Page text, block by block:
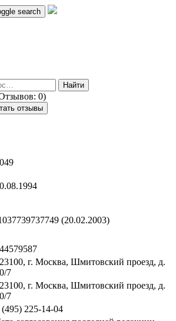
search
0)
отзывы
(20.02.2003)
г. Москва, Шмитовский проезд, д.
7
г. Москва, Шмитовский проезд, д.
7
(495) 225-14-04